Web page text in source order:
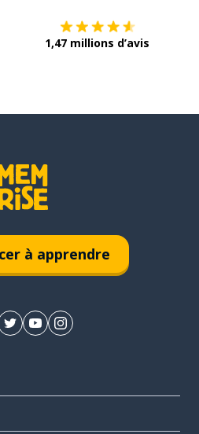
1,47 millions d’avis
à apprendre